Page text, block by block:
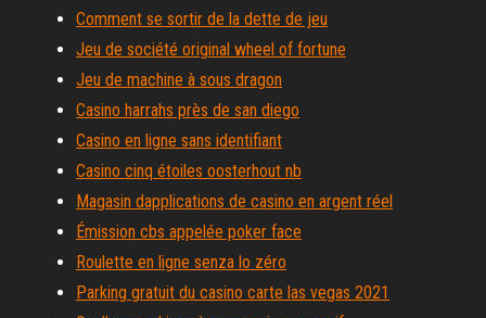
Comment se sortir de la dette de jeu
Jeu de société original wheel of fortune
Jeu de machine à sous dragon
Casino harrahs près de san diego
Casino en ligne sans identifiant
Casino cinq étoiles oosterhout nb
Magasin dapplications de casino en argent réel
Émission cbs appelée poker face
Roulette en ligne senza lo zéro
Parking gratuit du casino carte las vegas 2021